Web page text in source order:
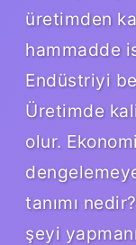
üretimden
hammadde
Endüstriyi
Üretimde
olur.
tanımı
şeyi